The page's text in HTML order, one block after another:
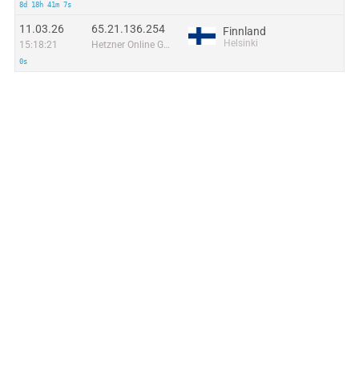
8d 18h 41m 7s
11.03.26
15:18:21
0s
65.21.136.254
Hetzner Online GmbH
Finnland
Helsinki